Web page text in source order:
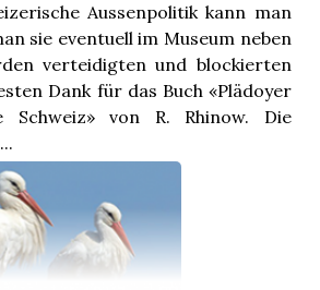
Aussenpolitik kann man
sie eventuell im Museum neben
verteidigten und blockierten
Dank für das Buch «Plädoyer
von R. Rhinow. Die